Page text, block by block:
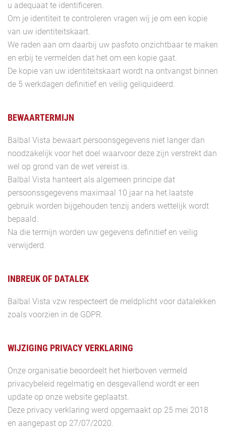
u adequaat te identificeren.
Om je identiteit te controleren vragen wij je om een kopie
van uw identiteitskaart.
We raden aan om daarbij uw pasfoto onzichtbaar te maken
en erbij te vermelden dat het om een kopie gaat.
De kopie van uw identiteitskaart wordt na ontvangst binnen
de 5 werkdagen definitief en veilig geliquideerd.
BEWAARTERMIJN
Balbal Vista bewaart persoonsgegevens niet langer dan
noodzakelijk voor het doel waarvoor deze zijn verstrekt dan
wel op grond van de wet vereist is.
Balbal Vista hanteert als algemeen principe dat
persoonssgegevens maximaal 10 jaar na het laatste
gebruik worden bijgehouden tenzij anders wettelijk wordt
bepaald.
Na die termijn worden uw gegevens definitief en veilig
verwijderd.
INBREUK OF DATALEK
Balbal Vista vzw respecteert de meldplicht voor datalekken
zoals voorzien in de GDPR.
WIJZIGING PRIVACY VERKLARING
Onze organisatie beoordeelt het hierboven vermeld
privacybeleid regelmatig en desgevallend wordt er een
update op onze website geplaatst.
Deze privacy verklaring werd opgemaakt op 25 mei 2018
en aangepast op 27/07/2020.